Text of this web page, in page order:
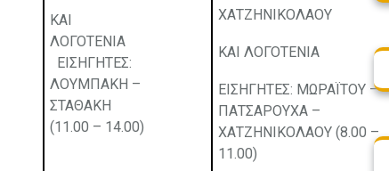
ΚΑΙ
ΛΟΓΟΤΕΝΙΑ
ΕΙΣΗΓΗΤΕΣ:
ΛΟΥΜΠΑΚΗ –
ΣΤΑΘΑΚΗ
(11.00 – 14.00)
ΧΑΤΖΗΝΙΚΟΛΑΟΥ
ΚΑΙ ΛΟΓΟΤΕΝΙΑ
ΕΙΣΗΓΗΤΕΣ: ΜΩΡΑΪΤΟΥ –
ΠΑΤΣΑΡΟΥΧΑ –
ΧΑΤΖΗΝΙΚΟΛΑΟΥ (8.00 –
11.00)